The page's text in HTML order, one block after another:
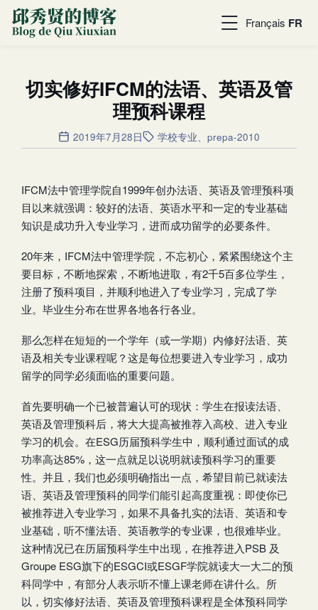
Français FR
切实修好IFCM的法语、英语及管
理预科课程
2019年7月28日 学校专业 、prepa-2010
IFCM法中管理学院自1999年创办法语、英语及管理预科项
目以来就强调：较好的法语、英语水平和一定的专业基础
知识是成功升入专业学习，进而成功留学的必要条件。
20年来，IFCM法中管理学院，不忘初心，紧紧围绕这个主
要目标，不断地探索，不断地进取，有2千5百多位学生，
注册了预科项目，并顺利地进入了专业学习，完成了学
业。毕业生分布在世界各地各行各业。
那么怎样在短短的一个学年（或一学期）内修好法语、英
语及相关专业课程呢？这是每位想要进入专业学习，成功
留学的同学必须面临的重要问题。
首先要明确一个已被普遍认可的现状：学生在报读法语、
英语及管理预科后，将大大提高被推荐入高校、进入专业
学习的机会。在ESG历届预科学生中，顺利通过面试的成
功率高达85%，这一点就足以说明就读预科学习的重要
性。并且，我们也必须明确指出一点，希望目前已就读法
语、英语及管理预科的同学们能引起高度重视：即使你已
被推荐进入专业学习，如果不具备扎实的法语、英语和专
业基础，听不懂法语、英语教学的专业课，也很难毕业。
这种情况已在历届预科学生中出现，在推荐进入PSB 及
Groupe ESG旗下的ESGCI或ESGF学院就读大一大二的预
科同学中，有部分人表示听不懂上课老师在讲什么。所
以，切实修好法语、英语及管理预科课程是全体预科同学